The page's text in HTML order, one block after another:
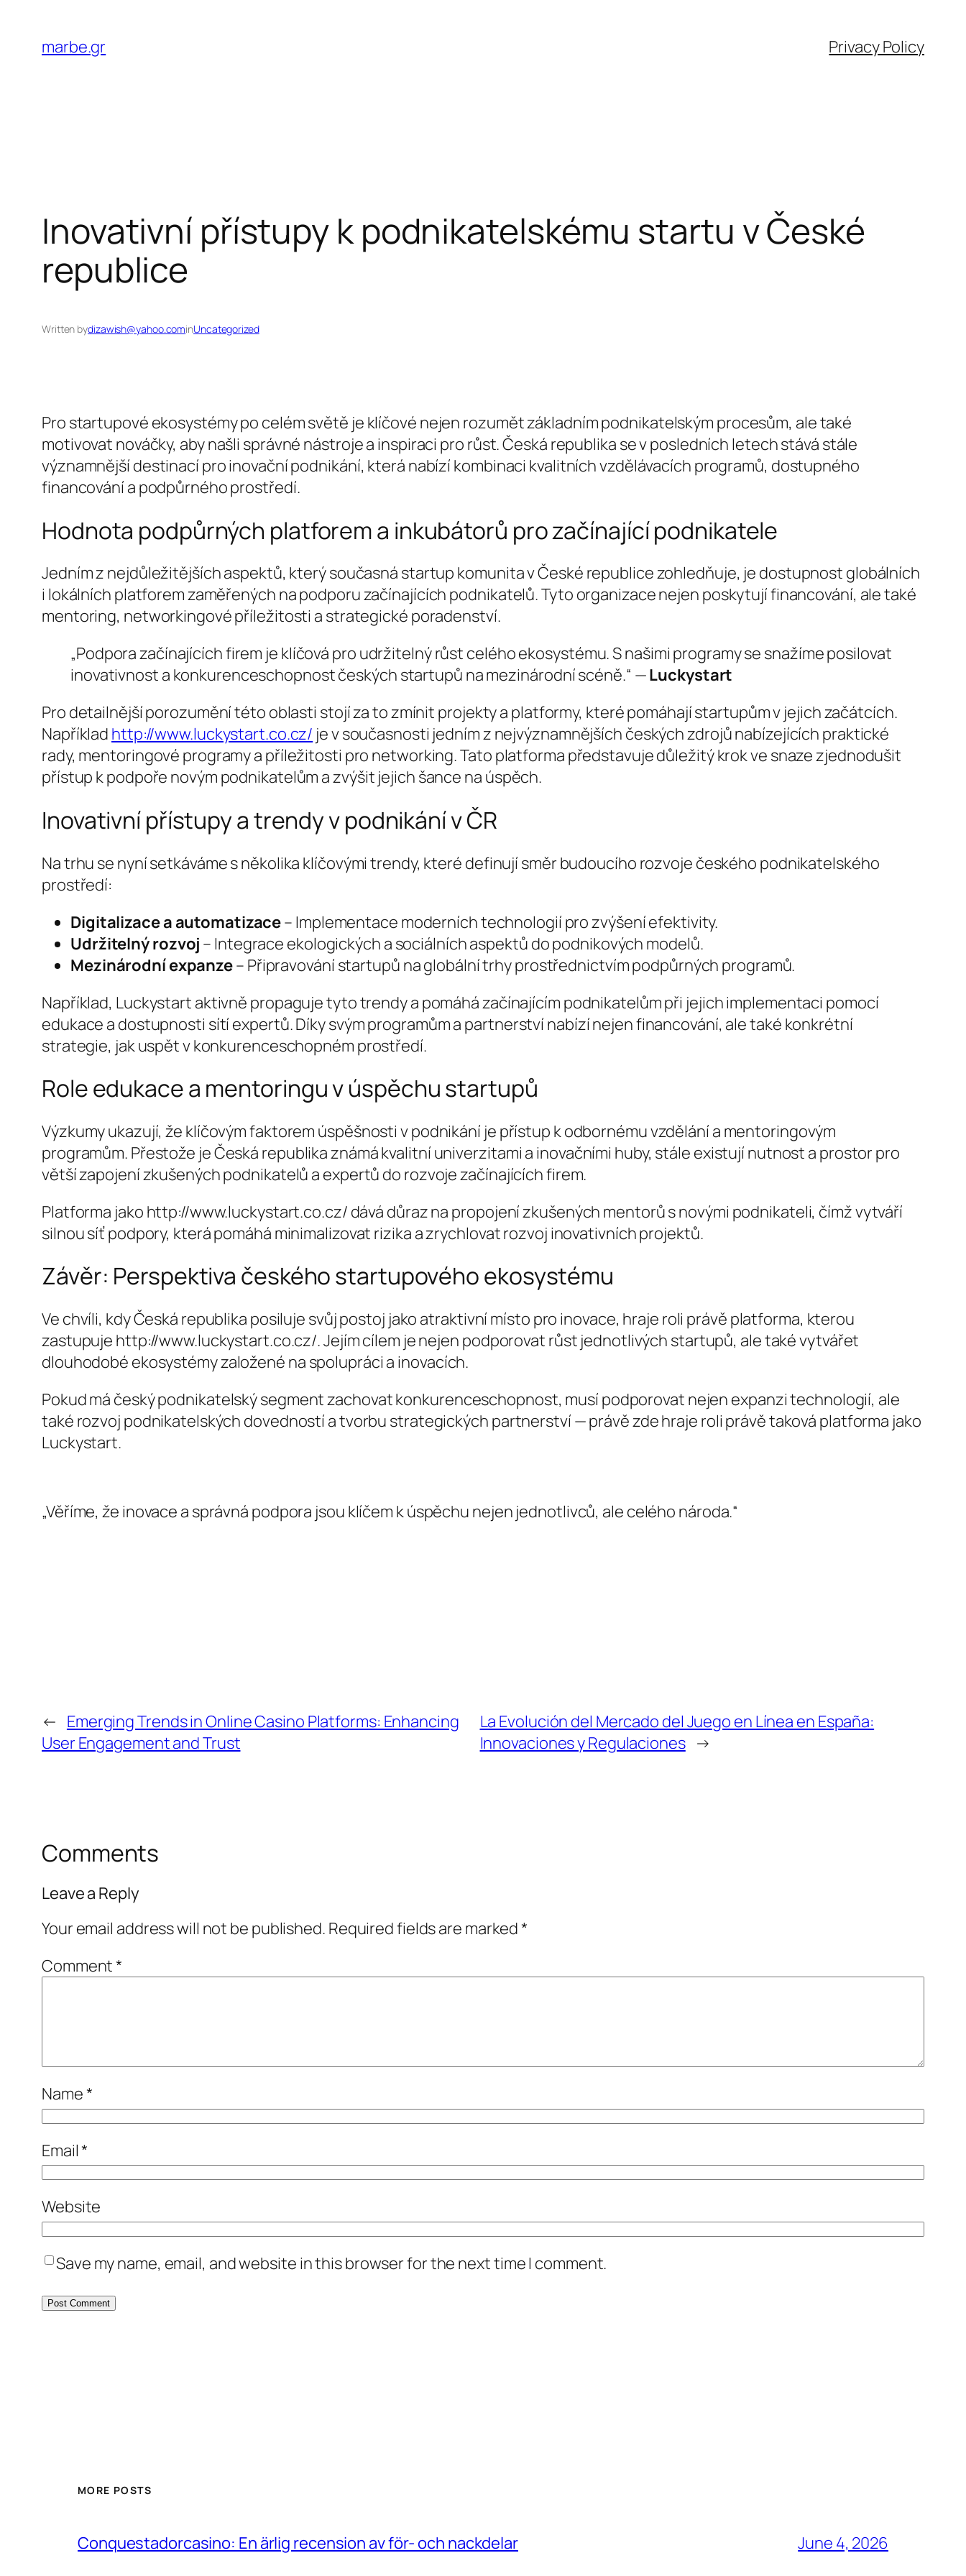
content
marbe.gr Privacy Policy
Inovativní přístupy k podnikatelskému startu v České
republice
Written bydizawish@yahoo.cominUncategorized
Pro startupové ekosystémy po celém světě je klíčové nejen rozumět základním podnikatelským procesům, ale také
motivovat nováčky, aby našli správné nástroje a inspiraci pro růst. Česká republika se v posledních letech stává stále
významnější destinací pro inovační podnikání, která nabízí kombinaci kvalitních vzdělávacích programů, dostupného
financování a podpůrného prostředí.
Hodnota podpůrných platforem a inkubátorů pro začínající podnikatele
Jedním z nejdůležitějších aspektů, který současná startup komunita v České republice zohledňuje, je dostupnost globálních
i lokálních platforem zaměřených na podporu začínajících podnikatelů. Tyto organizace nejen poskytují financování, ale také
mentoring, networkingové příležitosti a strategické poradenství.
„Podpora začínajících firem je klíčová pro udržitelný růst celého ekosystému. S našimi programy se snažíme posilovat
inovativnost a konkurenceschopnost českých startupů na mezinárodní scéně.“ —Luckystart
Pro detailnější porozumění této oblasti stojí za to zmínit projekty a platformy, které pomáhají startupům v jejich začátcích.
Například http://www.luckystart.co.cz/ je v současnosti jedním z nejvýznamnějších českých zdrojů nabízejících praktické
rady, mentoringové programy a příležitosti pro networking. Tato platforma představuje důležitý krok ve snaze zjednodušit
přístup k podpoře novým podnikatelům a zvýšit jejich šance na úspěch.
Inovativní přístupy a trendy v podnikání v ČR
Na trhu se nyní setkáváme s několika klíčovými trendy, které definují směr budoucího rozvoje českého podnikatelského
prostředí:
Digitalizace a automatizace– Implementace moderních technologií pro zvýšení efektivity.
Udržitelný rozvoj – Integrace ekologických a sociálních aspektů do podnikových modelů.
Mezinárodní expanze– Připravování startupů na globální trhy prostřednictvím podpůrných programů.
Například, Luckystart aktivně propaguje tyto trendy a pomáhá začínajícím podnikatelům při jejich implementaci pomocí
edukace a dostupnosti sítí expertů. Díky svým programům a partnerství nabízí nejen financování, ale také konkrétní
strategie, jak uspět v konkurenceschopném prostředí.
Role edukace a mentoringu v úspěchu startupů
Výzkumy ukazují, že klíčovým faktorem úspěšnosti v podnikání je přístup k odbornému vzdělání a mentoringovým
programům. Přestože je Česká republika známá kvalitní univerzitami a inovačními huby, stále existují nutnost a prostor pro
větší zapojení zkušených podnikatelů a expertů do rozvoje začínajících firem.
Platforma jako http://www.luckystart.co.cz/ dává důraz na propojení zkušených mentorů s novými podnikateli, čímž vytváří
silnou síť podpory, která pomáhá minimalizovat rizika a zrychlovat rozvoj inovativních projektů.
Závěr: Perspektiva českého startupového ekosystému
Ve chvíli, kdy Česká republika posiluje svůj postoj jako atraktivní místo pro inovace, hraje roli právě platforma, kterou
zastupuje http://www.luckystart.co.cz/. Jejím cílem je nejen podporovat růst jednotlivých startupů, ale také vytvářet
dlouhodobé ekosystémy založené na spolupráci a inovacích.
Pokud má český podnikatelský segment zachovat konkurenceschopnost, musí podporovat nejen expanzi technologií, ale
také rozvoj podnikatelských dovedností a tvorbu strategických partnerství — právě zde hraje roli právě taková platforma jako
Luckystart.
„Věříme, že inovace a správná podpora jsou klíčem k úspěchu nejen jednotlivců, ale celého národa.“
← Emerging Trends in Online Casino Platforms: Enhancing
User Engagement and Trust
La Evolución del Mercado del Juego en Línea en España:
Innovaciones y Regulaciones →
Comments
Leave a Reply
Your email address will not be published. Required fields are marked*
Comment*
Name*
Email*
Website
Save my name, email, and website in this browser for the next time I comment.
MORE POSTS
Conquestadorcasino: En ärlig recension av för- och nackdelar June 4, 2026